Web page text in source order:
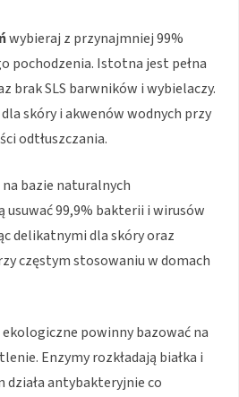
wybieraj z przynajmniej 99%
pochodzenia. Istotna jest pełna
brak SLS barwników i wybielaczy.
dla skóry i akwenów wodnych przy
odtłuszczania.
na bazie naturalnych
99,9% bakterii i wirusów
delikatnymi dla skóry oraz
częstym stosowaniu w domach
ekologiczne powinny bazować na
Enzymy rozkładają białka i
działa antybakteryjnie co